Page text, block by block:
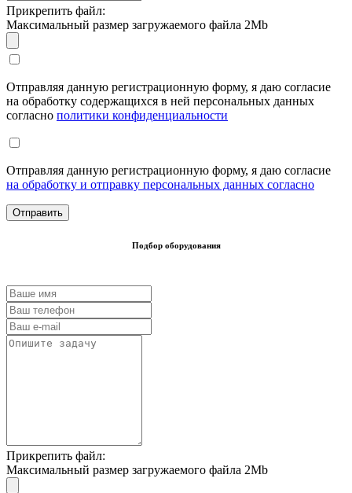
Прикрепить файл:
Максимальный размер загружаемого файла 2Mb
Отправляя данную регистрационную форму, я даю согласие
на обработку содержащихся в ней персональных данных
согласно политики конфиденциальности
Отправляя данную регистрационную форму, я даю согласие
на обработку и отправку персональных данных согласно
Подбор оборудования
Прикрепить файл:
Максимальный размер загружаемого файла 2Mb